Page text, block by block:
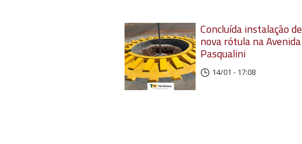
Concluída instalação de
nova rótula na Avenida
Pasqualini
14/01 - 17:08